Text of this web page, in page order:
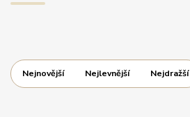
Nejnovější Nejlevnější Nejdražší